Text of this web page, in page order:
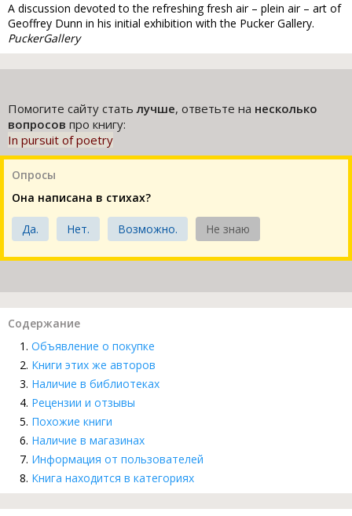
A discussion devoted to the refreshing fresh air – plein air – art of
Geoffrey Dunn in his initial exhibition with the Pucker Gallery.
PuckerGallery
Помогите сайту статьлучше, ответьте на несколько
вопросов про книгу:
In pursuit of poetry
Опросы
Она написана в стихах?
Да. Нет. Возможно. Не знаю
Содержание
Объявление о покупке
Книги этих же авторов
Наличие в библиотеках
Рецензии и отзывы
Похожие книги
Наличие в магазинах
Информация от пользователей
Книга находится в категориях